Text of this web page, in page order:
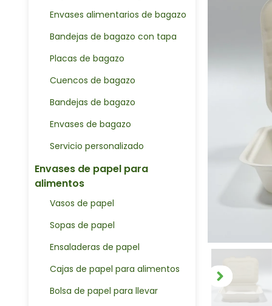
Envases alimentarios de bagazo
Bandejas de bagazo con tapa
Placas de bagazo
Cuencos de bagazo
Bandejas de bagazo
Envases de bagazo
Servicio personalizado
Envases de papel para
alimentos
Vasos de papel
Sopas de papel
Ensaladeras de papel
Cajas de papel para alimentos
Bolsa de papel para llevar